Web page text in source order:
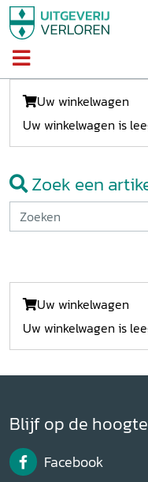
Uw winkelwagen
Uw winkelwagen is
Zoek een
Uw winkelwagen
Uw winkelwagen is
Blijf op de hoogte
Facebook